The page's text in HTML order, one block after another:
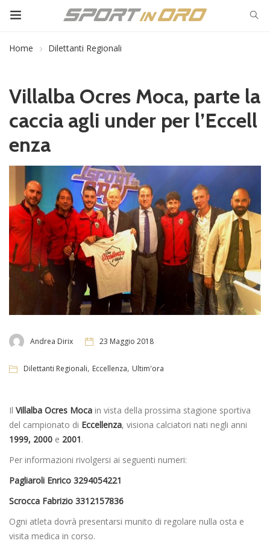
Home Dilettanti Regionali
Villalba Ocres Moca, parte la
caccia agli under per l’Eccell
enza
Andrea Dirix 23 Maggio 2018
Dilettanti Regionali, Eccellenza, Ultim'ora
Il Villalba Ocres Moca in vista della prossima stagione sportiva
del campionato di Eccellenza, visiona calciatori nati negli anni
1999, 2000 e 2001.
Per informazioni rivolgersi ai seguenti numeri:
Pagliaroli Enrico 3294054221
Scrocca Fabrizio 3312157836
Ogni atleta dovrà presentarsi munito di regolare nulla osta e
visita medica in corso.